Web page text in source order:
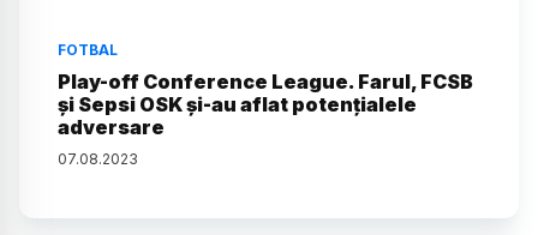
FOTBAL
Play-off Conference League. Farul, FCSB
şi Sepsi OSK şi-au aflat potenţialele
adversare
07.08.2023